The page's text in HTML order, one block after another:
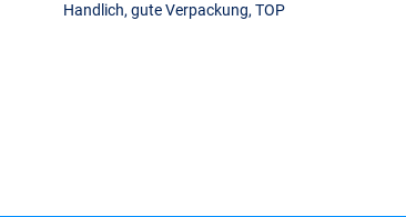
Handlich, gute Verpackung, TOP